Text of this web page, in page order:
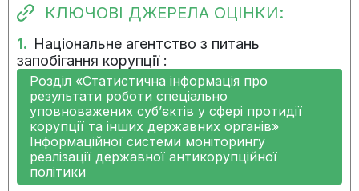
28.10.2025:
Захід виконано вчасно і
повністю
28.07.2025: Захід виконано вчасно і
повністю
08.05.2025: Захід виконано вчасно і
повністю
23.01.2025: Виконання заходу
КЛЮЧОВІ ДЖЕРЕЛА ОЦІНКИ:
1. Національне агентство з питань
запобігання корупції :
Розділ «Статистична інформація про
результати роботи спеціально
уповноважених суб’єктів у сфері протидії
корупції та інших державних органів»
Інформаційної системи моніторингу
реалізації державної антикорупційної
політики